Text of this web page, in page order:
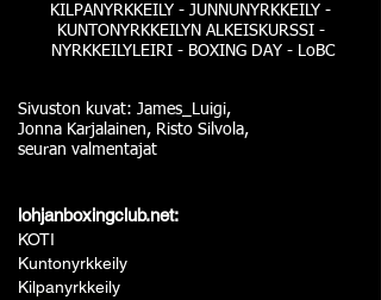
KILPANYRKKEILY - JUNNUNYRKKEILY -
KUNTONYRKKEILYN ALKEISKURSSI -
NYRKKEILYLEIRI - BOXING DAY - LoBC
Sivuston kuvat: James_Luigi,
Jonna Karjalainen, Risto Silvola,
seuran valmentajat
lohjanboxingclub.net:
KOTI
Kuntonyrkkeily
Kilpanyrkkeily